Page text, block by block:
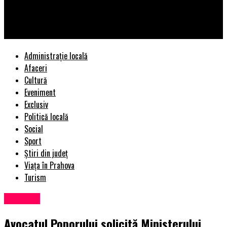
Administrație locală
Afaceri
Cultură
Eveniment
Exclusiv
Politică locală
Social
Sport
Știri din județ
Viața în Prahova
Turism